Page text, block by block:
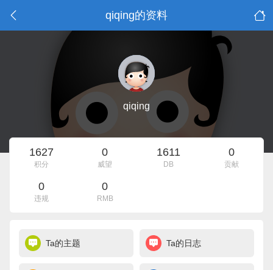
qiqing的资料
qiqing
1627
积分
0
威望
1611
DB
0
贡献
0
违规
0
RMB
Ta的主题 Ta的日志